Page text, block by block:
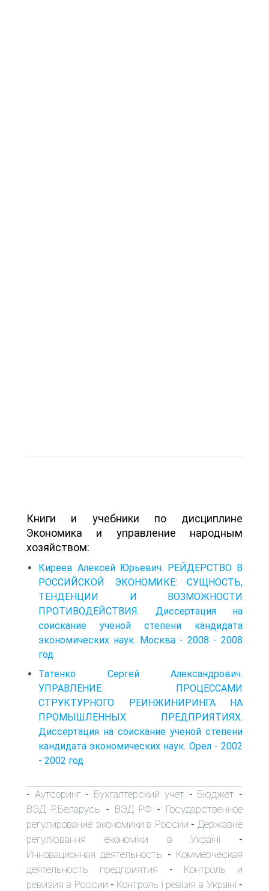
Книги и учебники по дисциплине
Экономика и управление народным
хозяйством:
Киреев Алексей Юрьевич. РЕЙДЕРСТВО В
РОССИЙСКОЙ ЭКОНОМИКЕ: СУЩНОСТЬ,
ТЕНДЕНЦИИ И ВОЗМОЖНОСТИ
ПРОТИВОДЕЙСТВИЯ. Диссертация на
соискание ученой степени кандидата
экономических наук. Москва - 2008 - 2008
год
Татенко Сергей Александрович.
УПРАВЛЕНИЕ ПРОЦЕССАМИ
СТРУКТУРНОГО РЕИНЖИНИРИНГА НА
ПРОМЫШЛЕННЫХ ПРЕДПРИЯТИЯХ.
Диссертация на соискание ученой степени
кандидата экономических наук. Орел - 2002
- 2002 год
- Аутсоринг- Бухгалтерский учет - Бюджет -
ВЭД Р.Беларусь - ВЭД РФ - Государственное
регулирование экономики в России - Державне
регулювання економіки в Україні -
Инновационная деятельность - Коммерческая
деятельность предприятия - Контроль и
ревизия в России - Контроль і ревізія в Україні -